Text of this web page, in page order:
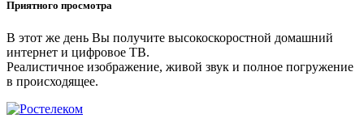
Приятного просмотра
В этот же день Вы получите высокоскоростной домашний
интернет и цифровое ТВ.
Реалистичное изображение, живой звук и полное погружение
в происходящее.